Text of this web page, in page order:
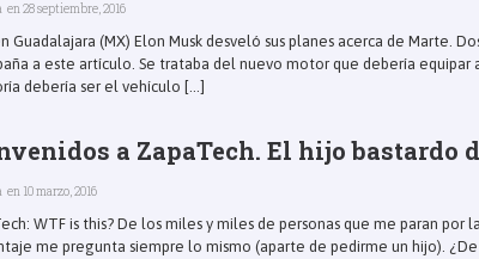
en 28 septiembre, 2016
Guadalajara (MX) Elon Musk desveló sus planes acerca de Marte.
a este artículo. Se trataba del nuevo motor que debería equipar
debería ser el vehículo [...]
a ZapaTech. El hijo bastardo
en 10 marzo, 2016
WTF is this? De los miles y miles de personas que me paran
me pregunta siempre lo mismo (aparte de pedirme un hijo).